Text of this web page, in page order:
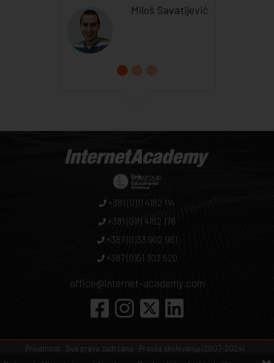
Miloš Savatijević
+381 (0)11 4182 114
+381 (0)11 4182 176
+387 (0)33 902 961
+387 (0)51 303 520
office@internet-academy.com
Privatnost Sva prava zadržana
Pravila školovanja (2007-2024)